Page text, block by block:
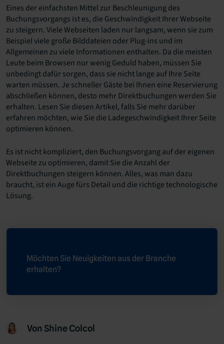
Eines der einfachsten Mittel zur Beschleunigung des
Buchungsvorgangs ist es, die Geschwindigkeit Ihrer Webseite
zu steigern. Viele Webseiten laden nur langsam, wenn sie zum
Beispiel viele große Bilddateien oder Plug-ins und im
Allgemeinen zu viele Informationen enthalten. Da die meisten
Leute beim Browsen nur wenig Geduld haben, müssen Sie
unbedingt dafür sorgen, dass sie nicht lange auf Ihre Seite
warten müssen. Je schneller Gäste bei Ihnen eine Reservierung
abschließen können, desto mehr Direktbuchungen werden Sie
erhalten. Lesen Sie diesen Artikel, falls Sie mehr darüber
erfahren möchten, wie Sie die Ladegeschwindigkeit Ihrer Seite
optimieren können.
Es ist nicht kompliziert, den Buchungsvorgang auf der eigenen
Webseite zu optimieren, damit Sie die Anzahl der
Direktbuchungen steigern können. Alles, was man dazu
braucht, ist ein Auge fürs Detail und die richtige technologische
Lösung.
Möchten Sie Neuigkeiten aus der Branche
erhalten?
Von Shine Colcol